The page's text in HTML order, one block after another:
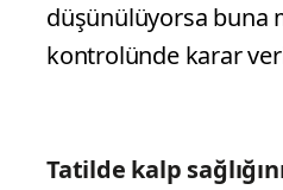
düşünülüyorsa buna
kontrolünde karar
Tatilde kalp